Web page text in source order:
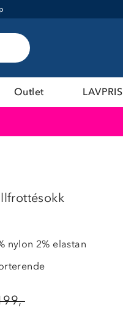
Outlet LAVPRIS
nylon 2% elastan